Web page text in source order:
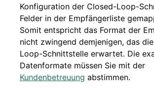
Konfiguration der Closed-Loop-
Felder in der Empfängerliste
Somit entspricht das Format der
nicht zwingend demjenigen, das
Loop-Schnittstelle erwartet. Die
Datenformate müssen Sie mit der
Kundenbetreuung abstimmen.